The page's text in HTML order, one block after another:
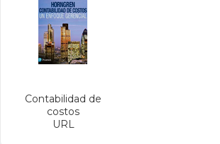
Contabilidad de
costos
URL